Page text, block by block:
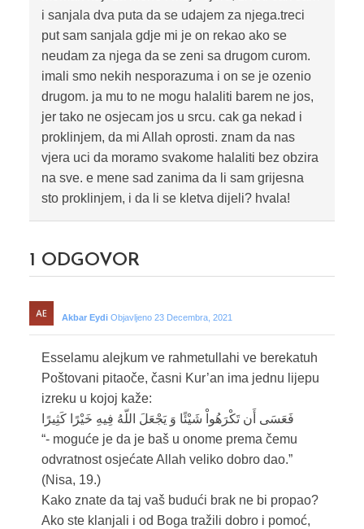
i sanjala dva puta da se udajem za njega.treci
put sam sanjala gdje mi je on rekao ako se
neudam za njega da se zeni sa drugom curom.
imali smo nekih nesporazuma i on se je ozenio
drugom. ja mu to ne mogu halaliti barem ne jos,
jer tako ne osjecam jos u srcu. cak ga nekad i
proklinjem, da mi Allah oprosti. znam da nas
vjera uci da moramo svakome halaliti bez obzira
na sve. e mene sad zanima da li sam grijesna
sto proklinjem, i da li se kletva dijeli? hvala!
1 ODGOVOR
Akbar Eydi Objavljeno 23 Decembra, 2021
Esselamu alejkum ve rahmetullahi ve berekatuh
Poštovani pitaoče, časni Kur’an ima jednu lijepu
izreku u kojoj kaže:
فَعَسَى أَن تَكْرَهُواْ شَيْئًا وَ يَجْعَلَ اللّهُ فِيهِ خَيْرًا كَثِيرًا
“- moguće je da je baš u onome prema čemu
odvratnost osjećate Allah veliko dobro dao.”
(Nisa, 19.)
Kako znate da taj vaš budući brak ne bi propao?
Ako ste klanjali i od Boga tražili dobro i pomoć,